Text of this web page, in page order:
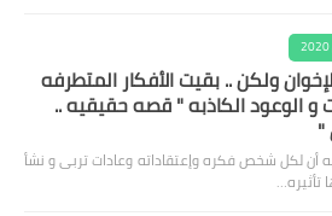
ولكن .. بقيت الأفكار المتطرفه
و الوعود الكاذبه " قصه حقيقيه ..
"
لكل شخص فكره وإعتقاداته وعادات تربى و نشأ
تأثيره…